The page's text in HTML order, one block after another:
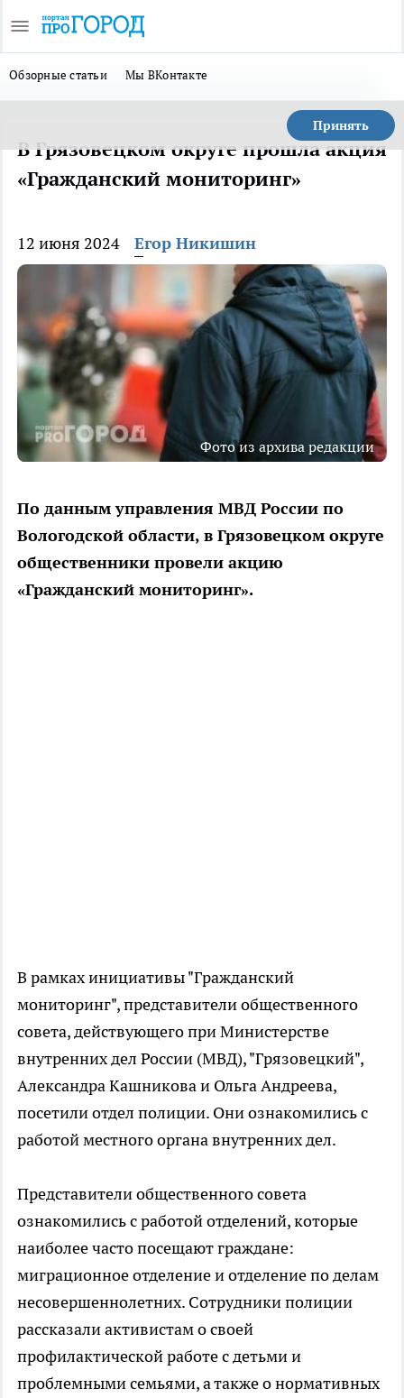
Обзорные статьи Мы ВКонтакте
Принять
В Грязовецком округе прошла акция
«Гражданский мониторинг»
12 июня 2024 Егор Никишин
Фото из архива редакции
По данным управления МВД России по
Вологодской области, в Грязовецком округе
общественники провели акцию
«Гражданский мониторинг».
В рамках инициативы "Гражданский
мониторинг", представители общественного
совета, действующего при Министерстве
внутренних дел России (МВД), "Грязовецкий",
Александра Кашникова и Ольга Андреева,
посетили отдел полиции. Они ознакомились с
работой местного органа внутренних дел.
Представители общественного совета
ознакомились с работой отделений, которые
наиболее часто посещают граждане:
миграционное отделение и отделение по делам
несовершеннолетних. Сотрудники полиции
рассказали активистам о своей
профилактической работе с детьми и
проблемными семьями, а также о нормативных